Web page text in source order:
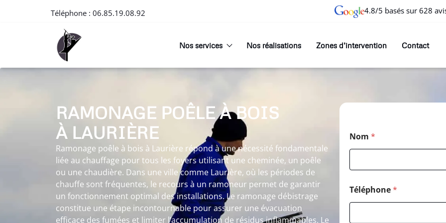
Téléphone : 06.85.19.08.92 4.8/5 basés sur 628
Nos services Nos réalisations Zones d’intervention Contact
RAMONAGE POÊLE À BOIS
À LAURIÈRE
Ramonage poêle à bois à Laurière répond à une nécessité fondamentale
liée au chauffage pour tous les foyers utilisant une cheminée, un poêle
ou une chaudière. Dans une ville comme Laurière, où les périodes de
chauffe sont fréquentes, le recours à un ramoneur permet de garantir
un fonctionnement optimal des installations. Le ramonage débistrage
constitue une étape incontournable pour assurer une évacuation
efficace des fumées et limiter l’accumulation de résidus inflammables. Le
Nom *
Téléphone*